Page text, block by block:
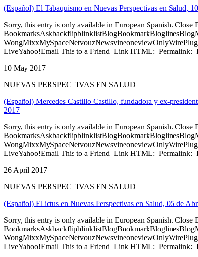
(Español) El Tabaquismo en Nuevas Perspectivas en Salud,
Sorry, this entry is only available in European Spanish.
LiveYahoo!Email This to a Friend Link HTML: Permalink:
10 May 2017
NUEVAS PERSPECTIVAS EN SALUD
(Español) Mercedes Castillo Castillo, fundadora y ex-
2017
Sorry, this entry is only available in European Spanish.
LiveYahoo!Email This to a Friend Link HTML: Permalink:
26 April 2017
NUEVAS PERSPECTIVAS EN SALUD
(Español) El ictus en Nuevas Perspectivas en Salud, 05 de
Sorry, this entry is only available in European Spanish.
LiveYahoo!Email This to a Friend Link HTML: Permalink: